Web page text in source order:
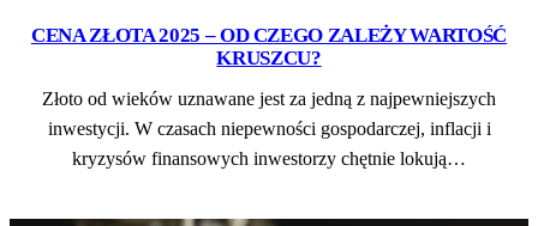
CENA ZŁOTA 2025 – OD CZEGO ZALEŻY WARTOŚĆ
KRUSZCU?
Złoto od wieków uznawane jest za jedną z najpewniejszych
inwestycji. W czasach niepewności gospodarczej, inflacji i
kryzysów finansowych inwestorzy chętnie lokują…